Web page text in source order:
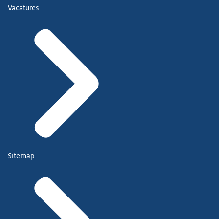
Vacatures
Sitemap